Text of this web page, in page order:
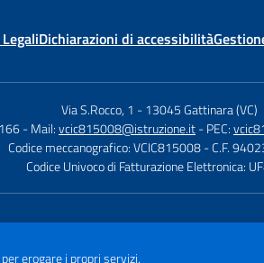
Dichiarazioni di accessibilità
Via S.Rocco, 1 -13045 Gattinara (VC)
- Mail:vcic815008@istruzione.it- PEC:
Codice meccanografico: VCIC815008 - C.F.
Codice Univoco di Fatturazione Elettronica:
erogare i propri servizi.